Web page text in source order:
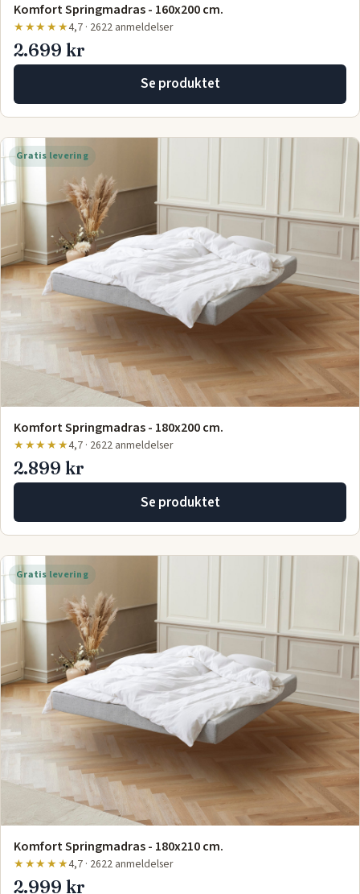
Komfort Springmadras - 160x200 cm.
★★★★★4,7 · 2622 anmeldelser
2.699 kr
Se produktet
Gratis levering
Komfort Springmadras - 180x200 cm.
★★★★★4,7 · 2622 anmeldelser
2.899 kr
Se produktet
Gratis levering
Komfort Springmadras - 180x210 cm.
★★★★★4,7 · 2622 anmeldelser
2.999 kr